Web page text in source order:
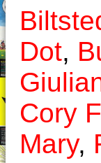
Dot,
Cory
Mary,